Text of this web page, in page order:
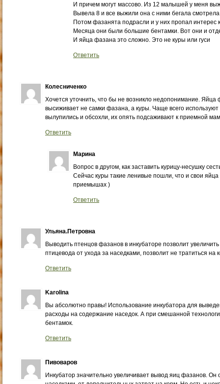
И причем могут массово. Из 12 малышей у меня
Вывела 8 и все выжили она с ними бегала
Потом фазанята подрасли и у них пропал интерес
Месяца они были большие бентамки. Вот они и
И яйца фазана это сложно. Это не куры или гуси
Ответить
Колесниченко
Хочется уточнить, что бы не возникло недопонимание.
высиживает не самки фазана, а куры. Чаще всего используют
вылупились и обсохли, их опять подсаживают к приемной
Ответить
Марина
Вопрос в другом, как заставить курицу-несушку
Сейчас куры такие ленивые пошли, что и свои
приемышах )
Ответить
Ульяна.Петровна
Выводить птенцов фазанов в инкубаторе позволит
птицевода от ухода за наседками, позволит не тратиться
Ответить
Karolina
Вы абсолютно правы! Использование инкубатора для
расходы на содержание наседок. А при смешанной
бентамок.
Ответить
Пивоваров
Инкубатор значительно увеличивает вывод яиц фазанов. Он